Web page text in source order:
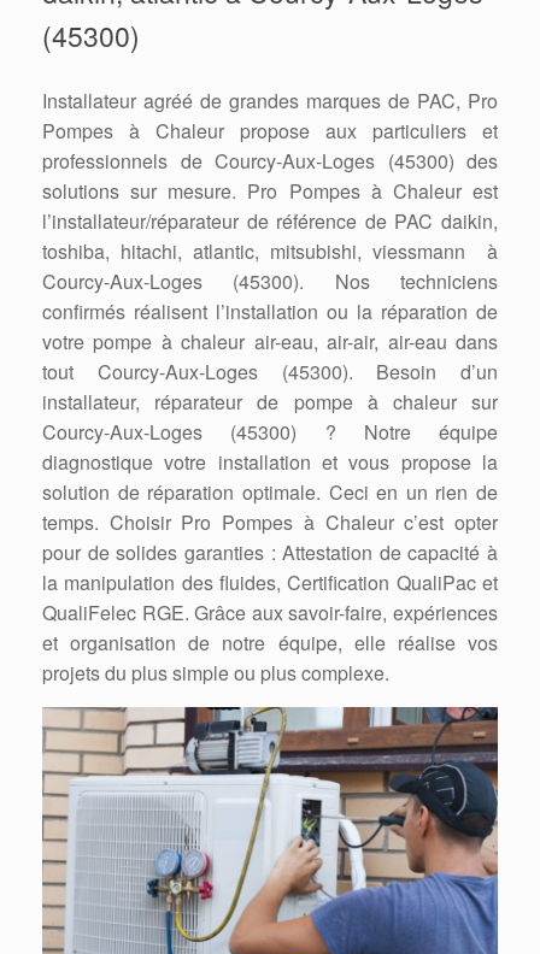
(45300)
Installateur agréé de grandes marques de PAC, Pro
Pompes à Chaleur propose aux particuliers et
professionnels de Courcy-Aux-Loges (45300) des
solutions sur mesure. Pro Pompes à Chaleur est
l’installateur/réparateur de référence de PAC daikin,
toshiba, hitachi, atlantic, mitsubishi, viessmann à
Courcy-Aux-Loges (45300). Nos techniciens
confirmés réalisent l’installation ou la réparation de
votre pompe à chaleur air-eau, air-air, air-eau dans
tout Courcy-Aux-Loges (45300). Besoin d’un
installateur, réparateur de pompe à chaleur sur
Courcy-Aux-Loges (45300) ? Notre équipe
diagnostique votre installation et vous propose la
solution de réparation optimale. Ceci en un rien de
temps. Choisir Pro Pompes à Chaleur c’est opter
pour de solides garanties : Attestation de capacité à
la manipulation des fluides, Certification QualiPac et
QualiFelec RGE. Grâce aux savoir-faire, expériences
et organisation de notre équipe, elle réalise vos
projets du plus simple ou plus complexe.